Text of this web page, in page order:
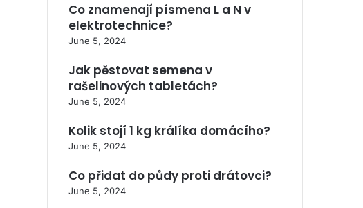
Co znamenají písmena L a N v
elektrotechnice?
June 5, 2024
Jak pěstovat semena v
rašelinových tabletách?
June 5, 2024
Kolik stojí 1 kg králíka domácího?
June 5, 2024
Co přidat do půdy proti drátovci?
June 5, 2024